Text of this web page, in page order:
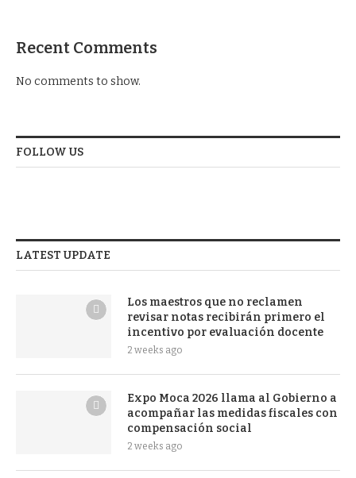
Recent Comments
No comments to show.
FOLLOW US
LATEST UPDATE
Los maestros que no reclamen
revisar notas recibirán primero el
incentivo por evaluación docente
2 weeks ago
Expo Moca 2026 llama al Gobierno a
acompañar las medidas fiscales con
compensación social
2 weeks ago